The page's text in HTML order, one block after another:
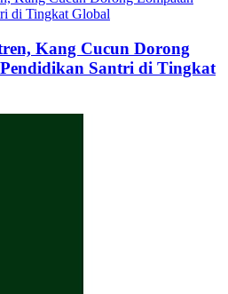
Kang Cucun Dorong
Santri di Tingkat